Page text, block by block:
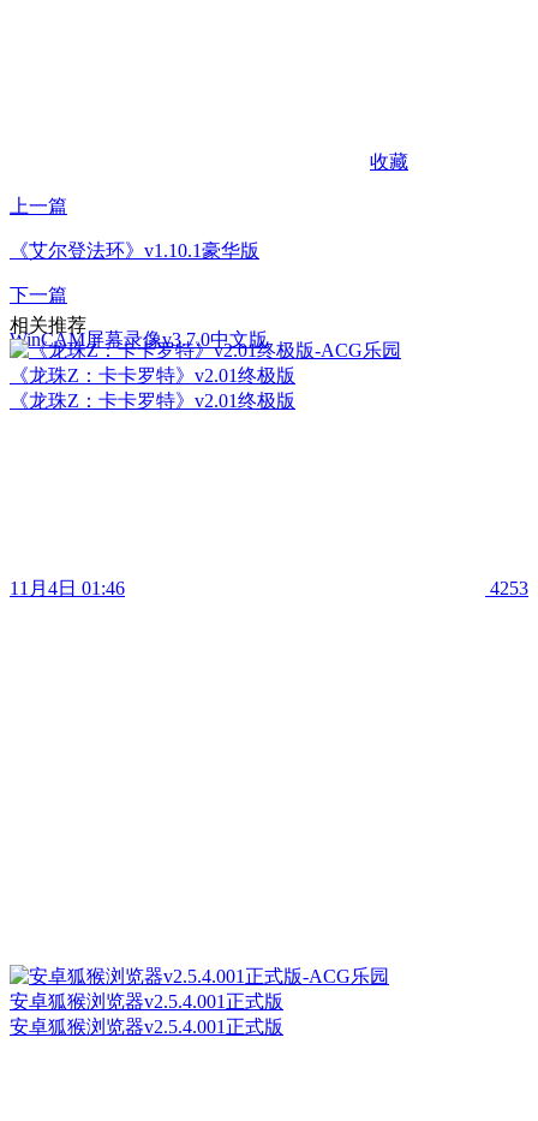
收藏
上一篇
《艾尔登法环》v1.10.1豪华版
下一篇
WinCAM屏幕录像v3.7.0中文版
相关推荐
《龙珠Z：卡卡罗特》v2.01终极版
《龙珠Z：卡卡罗特》v2.01终极版
11月4日 01:46 4253
安卓狐猴浏览器v2.5.4.001正式版
安卓狐猴浏览器v2.5.4.001正式版